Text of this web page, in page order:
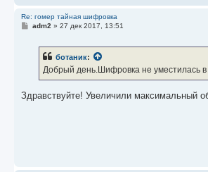
Re: гомер тайная шифровка
С
е
adm2 » 27 дек 2017, 13:51
ботаник:
Добрый день.Шифровка не уместилась
Здравствуйте! Увеличили максимальный